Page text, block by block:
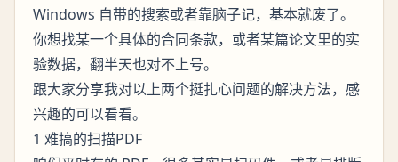
Windows 自带的搜索或者靠脑子记，基本就废了。
你想找某一个具体的合同条款，或者某篇论文里的实
验数据，翻半天也对不上号。
跟大家分享我对以上两个挺扎心问题的解决方法，感
兴趣的可以看看。
1 难搞的扫描PDF